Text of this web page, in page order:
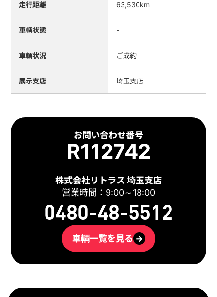
走行距離 63,530km
車輌状態 -
車輌状況 ご成約
展示支店 埼玉支店
お問い合わせ番号
R112742
株式会社リトラス 埼玉支店
営業時間：9:00～18:00
0480-48-5512
車輌一覧を見る →